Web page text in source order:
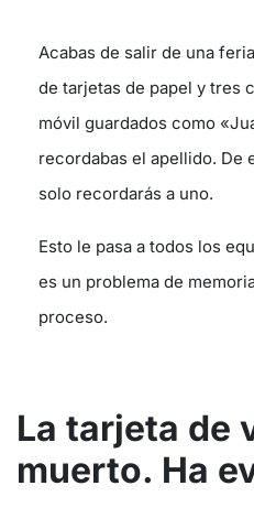
Acabas de salir de una
de tarjetas de papel y tres
móvil guardados como
recordabas el apellido. De
solo recordarás a uno.
Esto le pasa a todos los
es un problema de
proceso.
La tarjeta de
muerto. Ha